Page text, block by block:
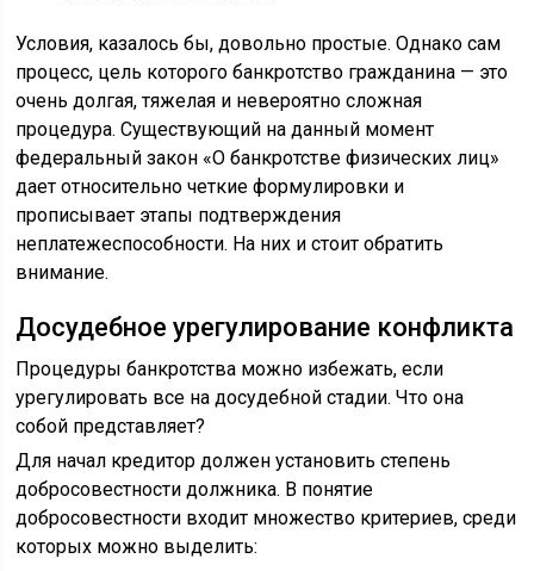
Условия, казалось бы, довольно простые. Однако сам
процесс, цель которого банкротство гражданина — это
очень долгая, тяжелая и невероятно сложная
процедура. Существующий на данный момент
федеральный закон «О банкротстве физических лиц»
дает относительно четкие формулировки и
прописывает этапы подтверждения
неплатежеспособности. На них и стоит обратить
внимание.
Досудебное урегулирование конфликта
Процедуры банкротства можно избежать, если
урегулировать все на досудебной стадии. Что она
собой представляет?
Для начал кредитор должен установить степень
добросовестности должника. В понятие
добросовестности входит множество критериев, среди
которых можно выделить: